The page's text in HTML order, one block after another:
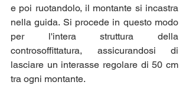
e poi ruotandolo, il montante si incastra
nella guida. Si procede in questo modo
per l'intera struttura della
controsoffittatura, assicurandosi di
lasciare un interasse regolare di 50 cm
tra ogni montante.